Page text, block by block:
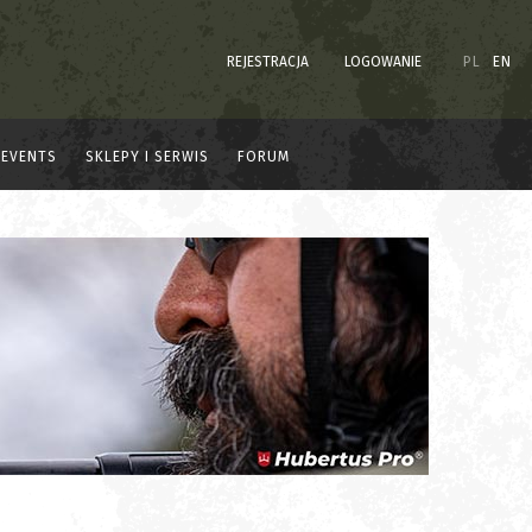
REJESTRACJA LOGOWANIE PL EN
EVENTS SKLEPY I SERWIS FORUM